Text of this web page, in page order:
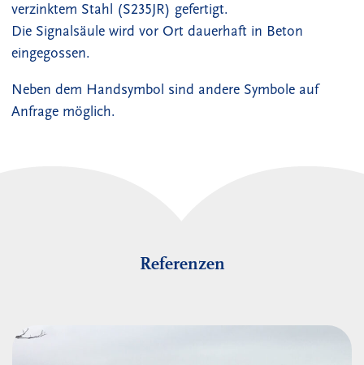
verzinktem Stahl (S235JR) gefertigt.
Die Signalsäule wird vor Ort dauerhaft in Beton
eingegossen.
Neben dem Handsymbol sind andere Symbole auf
Anfrage möglich.
Referenzen